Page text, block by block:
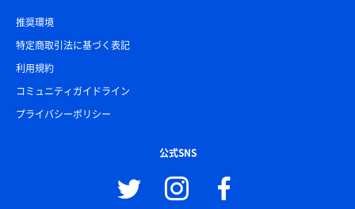
推奨環境
特定商取引法に基づく表記
利用規約
コミュニティガイドライン
プライバシーポリシー
公式SNS